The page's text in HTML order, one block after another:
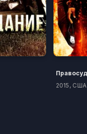
2015, США